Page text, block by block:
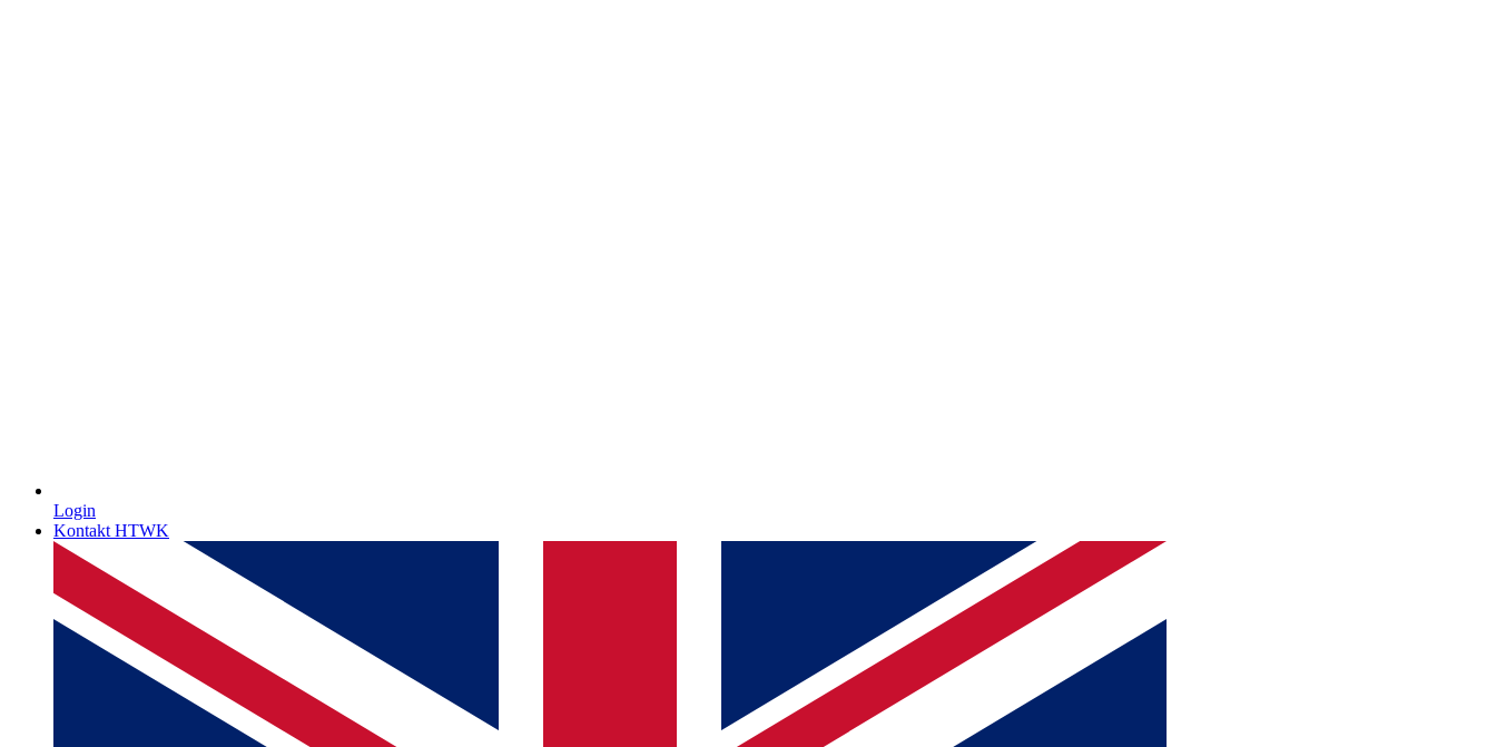
Login
Kontakt HTWK